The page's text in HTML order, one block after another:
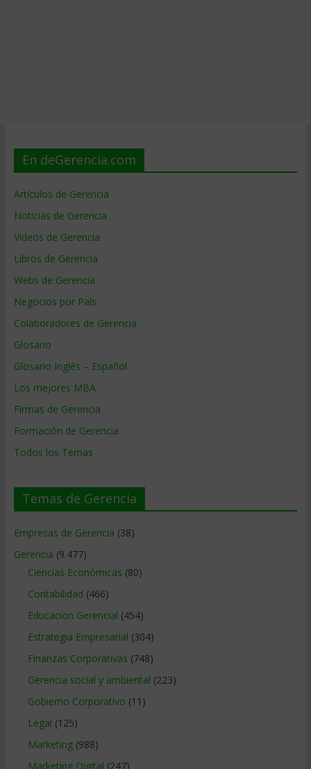
En deGerencia.com
Artículos de Gerencia
Noticias de Gerencia
Videos de Gerencia
Libros de Gerencia
Webs de Gerencia
Negocios por País
Colaboradores de Gerencia
Glosario
Glosario Inglés – Español
Los mejores MBA
Firmas de Gerencia
Formación de Gerencia
Todos los Temas
Temas de Gerencia
Empresas de Gerencia (38)
Gerencia (9.477)
Ciencias Económicas (80)
Contabilidad (466)
Educacion Gerencial (454)
Estrategia Empresarial (304)
Finanzas Corporativas (748)
Gerencia social y ambiental (223)
Gobierno Corporativo (11)
Legal (125)
Marketing(988)
Marketing Digital (247)